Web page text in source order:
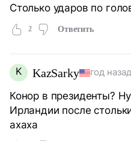
Столько ударов по
2 Ответить
K KazSarky год назад
Конор в президенты?
Ирландии после
ахаха